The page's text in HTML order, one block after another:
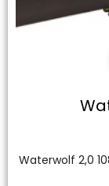
Waterwolf 2,0